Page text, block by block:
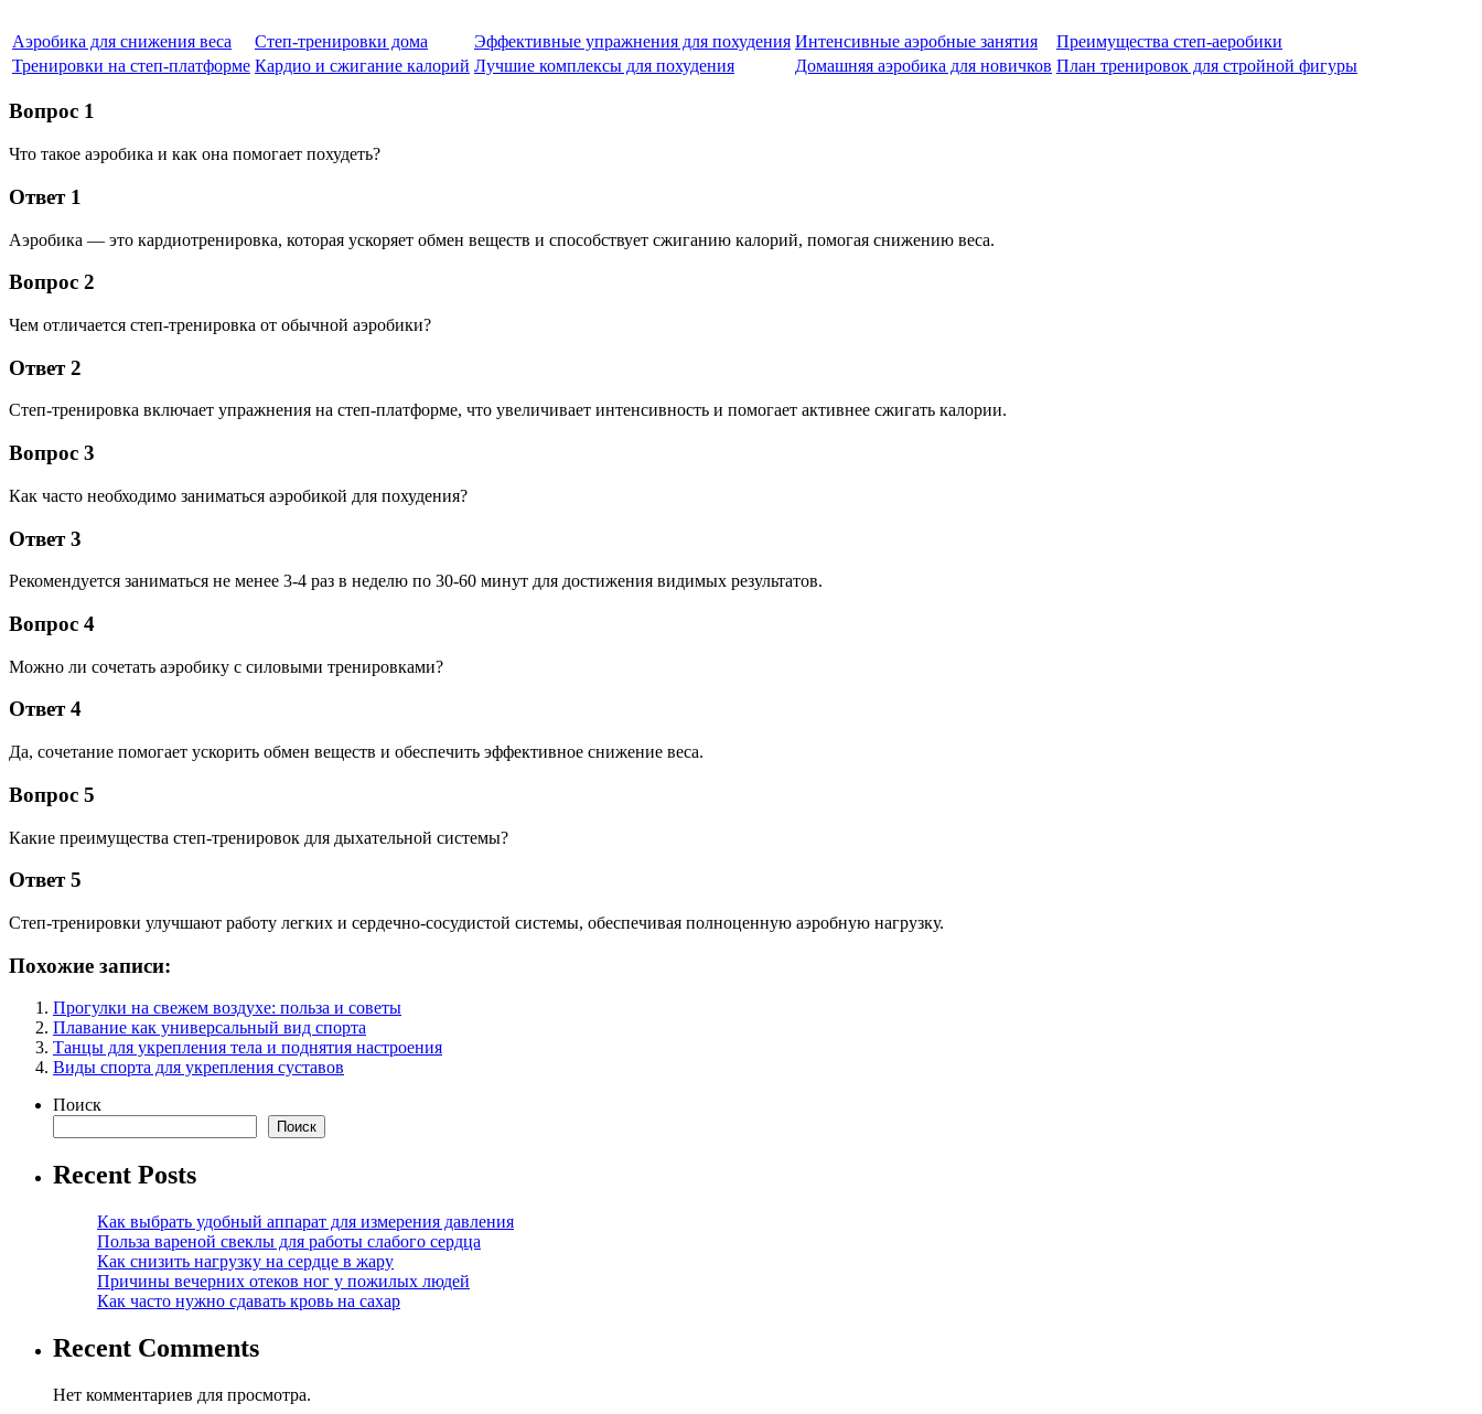
Аэробика для снижения веса Степ-тренировки дома Эффективные упражнения для похудения Интенсивные аэробные занятия
Преимущества степ-аеробики
Тренировки на степ-платформе Кардио и сжигание калорий Лучшие комплексы для похудения Домашняя аэробика для новичков План тренировок для стройной фигуры
Вопрос 1
Что такое аэробика и как она помогает похудеть?
Ответ 1
Аэробика — это кардиотренировка, которая ускоряет обмен веществ и способствует сжиганию калорий, помогая снижению веса.
Вопрос 2
Чем отличается степ-тренировка от обычной аэробики?
Ответ 2
Степ-тренировка включает упражнения на степ-платформе, что увеличивает интенсивность и помогает активнее сжигать калории.
Вопрос 3
Как часто необходимо заниматься аэробикой для похудения?
Ответ 3
Рекомендуется заниматься не менее 3-4 раз в неделю по 30-60 минут для достижения видимых результатов.
Вопрос 4
Можно ли сочетать аэробику с силовыми тренировками?
Ответ 4
Да, сочетание помогает ускорить обмен веществ и обеспечить эффективное снижение веса.
Вопрос 5
Какие преимущества степ-тренировок для дыхательной системы?
Ответ 5
Степ-тренировки улучшают работу легких и сердечно-сосудистой системы, обеспечивая полноценную аэробную нагрузку.
Похожие записи:
Прогулки на свежем воздухе: польза и советы
Плавание как универсальный вид спорта
Танцы для укрепления тела и поднятия настроения
Виды спорта для укрепления суставов
Поиск
Поиск
Recent Posts
Как выбрать удобный аппарат для измерения давления
Польза вареной свеклы для работы слабого сердца
Как снизить нагрузку на сердце в жару
Причины вечерних отеков ног у пожилых людей
Как часто нужно сдавать кровь на сахар
Recent Comments
Нет комментариев для просмотра.